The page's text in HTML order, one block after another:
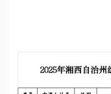
湘西自治
2025